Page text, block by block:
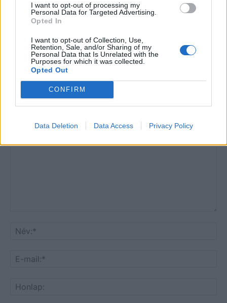
I want to opt-out of processing my
Personal Data for Targeted Advertising.
Opted In
I want to opt-out of Collection, Use,
Retention, Sale, and/or Sharing of my
Personal Data that Is Unrelated with the
Purposes for which it was collected.
Opted Out
CONFIRM
Data Deletion Data Access Privacy Policy